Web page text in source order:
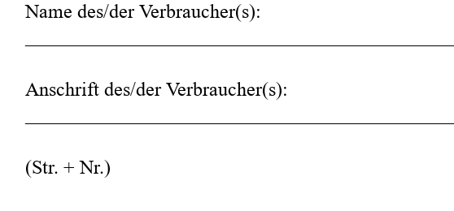
Name des/der Verbraucher(s):
Anschrift des/der Verbraucher(s):
(Str. + Nr.)